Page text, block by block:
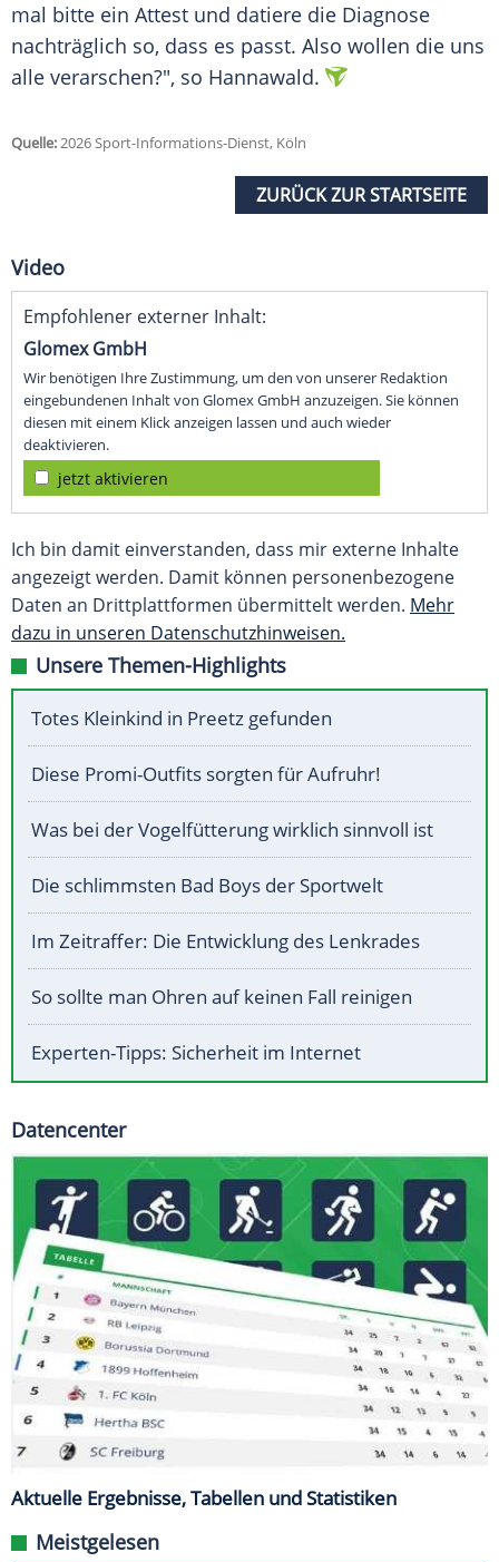
mal bitte ein Attest und datiere die Diagnose
nachträglich so, dass es passt. Also wollen die uns
alle verarschen?", so Hannawald.
Quelle:2026 Sport-Informations-Dienst, Köln
ZURÜCK ZUR STARTSEITE
Video
Empfohlener externer Inhalt:
Glomex GmbH
Wir benötigen Ihre Zustimmung, um den von unserer Redaktion
eingebundenen Inhalt von Glomex GmbH anzuzeigen. Sie können
diesen mit einem Klick anzeigen lassen und auch wieder
deaktivieren.
jetzt aktivieren
Ich bin damit einverstanden, dass mir externe Inhalte
angezeigt werden. Damit können personenbezogene
Daten an Drittplattformen übermittelt werden. Mehr
dazu in unseren Datenschutzhinweisen.
Unsere Themen-Highlights
Totes Kleinkind in Preetz gefunden
Diese Promi-Outfits sorgten für Aufruhr!
Was bei der Vogelfütterung wirklich sinnvoll ist
Die schlimmsten Bad Boys der Sportwelt
Im Zeitraffer: Die Entwicklung des Lenkrades
So sollte man Ohren auf keinen Fall reinigen
Experten-Tipps: Sicherheit im Internet
Datencenter
Aktuelle Ergebnisse, Tabellen und Statistiken
Meistgelesen